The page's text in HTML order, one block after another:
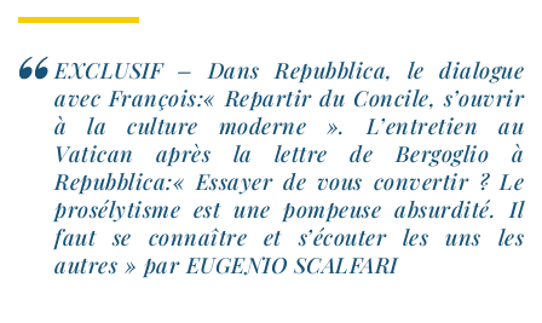
EXCLUSIF – Dans Repubblica, le dia­logue
avec François:« Repartir du Concile, s’ou­vrir
à la culture moderne ». L’entretien au
Vatican après la lettre de Bergoglio à
Repubblica:« Essayer de vous conver­tir ? Le
pro­sé­ly­tisme est une pom­peuse absur­di­té. Il
faut se connaître et s’é­cou­ter les uns les
autres » par EUGENIO SCALFARI